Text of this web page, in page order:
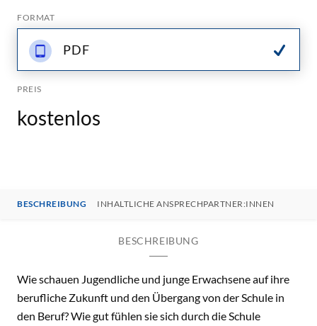
FORMAT
PDF
PREIS
kostenlos
BESCHREIBUNG INHALTLICHE ANSPRECHPARTNER:INNEN
BESCHREIBUNG
Wie schauen Jugendliche und junge Erwachsene auf ihre
berufliche Zukunft und den Übergang von der Schule in
den Beruf? Wie gut fühlen sie sich durch die Schule